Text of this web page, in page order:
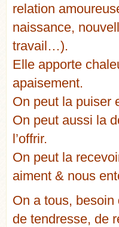
relation
naissance,
travail…).
Elle apporte
apaisement.
On peut la puiser
On peut aussi la
l’offrir.
On peut la
aiment & nous
On a tous, besoin
de tendresse, de